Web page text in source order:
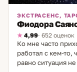
ЭКСТРАСЕНС,
Фиодора
4,99· 652 оценок
Ко мне часто
работал с кем-то,
равно ситуация